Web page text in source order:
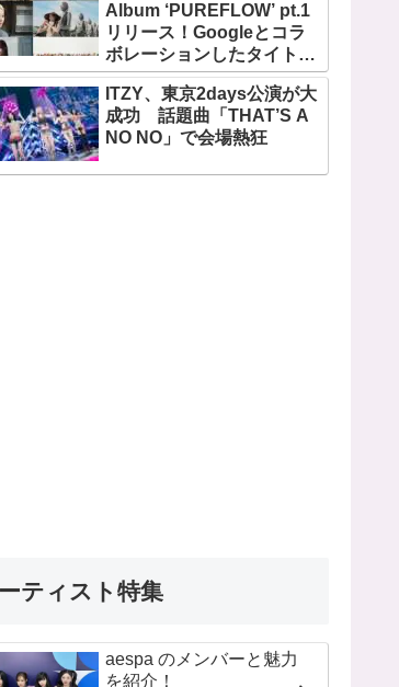
Album ‘PUREFLOW’ pt.1
リリース！Googleとコラ
ボレーションしたタイトル
曲「BOOMPALA」MVも公
開
ITZY、東京2days公演が大
成功 話題曲「THAT’S A
NO NO」で会場熱狂
ティスト特集
aespa のメンバーと魅力
を紹介！